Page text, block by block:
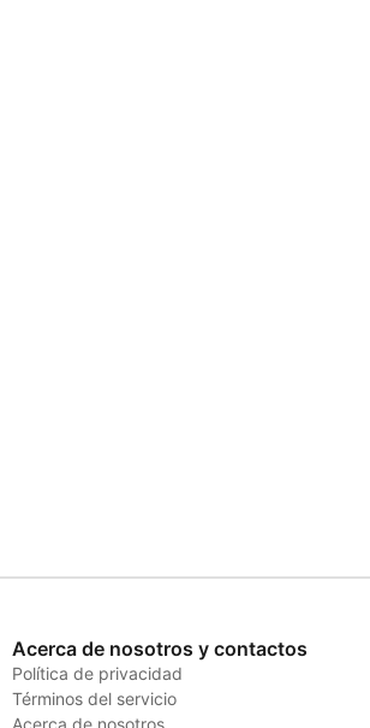
Acerca de nosotros y contactos
Política de privacidad
Términos del servicio
Acerca de nosotros